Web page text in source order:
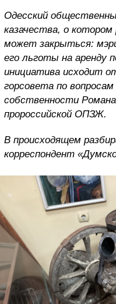
Одесский
казачества, о котором
может закрыться:
его льготы на аренду
инициатива исходит
горсовета по
собственности
пророссийской ОПЗЖ.
В происходящем
корреспондент